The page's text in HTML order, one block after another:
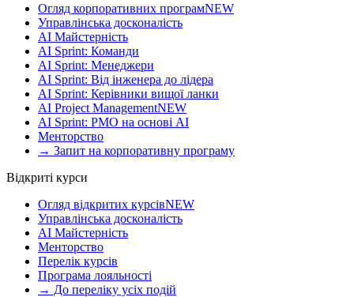
Огляд корпоративних програмNEW
Управлінська досконалість
AI Майстерність
AI Sprint: Команди
AI Sprint: Менеджери
AI Sprint: Від інженера до лідера
AI Sprint: Керівники вищої ланки
AI Project ManagementNEW
AI Sprint: PMO на основі AI
Менторство
→ Запит на корпоративну програму
Відкриті курси
Огляд відкритих курсівNEW
Управлінська досконалість
AI Майстерність
Менторство
Перелік курсів
Програма лояльності
→ До переліку усіх подій